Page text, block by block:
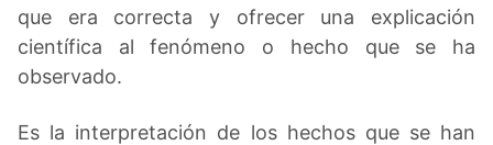
que era correcta y ofrecer una explicación
científica al fenómeno o hecho que se ha
observado.
Es la interpretación de los hechos que se han